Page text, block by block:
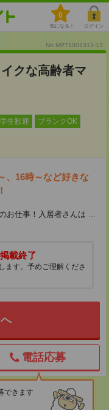
0
気になる！ ログイン
No.MPT1001313-13
クな高齢者マ
生歓迎 ブランクOK
、16時～など好きな
お仕事！入居者さんは ...
載終了
ます。予めご理解くださ
電話応募
できます